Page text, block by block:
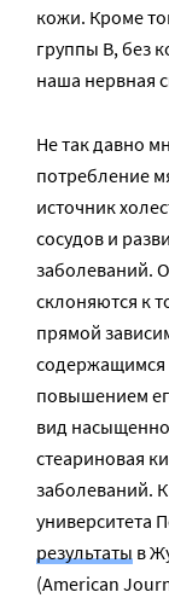
кожи. Кроме
группы В, без
наша нервная
Не так давно
потребление
источник
сосудов и
заболеваний.
склоняются к
прямой
содержащимся
повышением
вид
стеариновая
заболеваний.
университета
результаты в
(American